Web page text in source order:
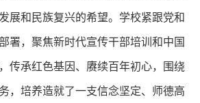
展和民族复兴的希望。学校紧跟党和
署，聚焦新时代宣传干部培训和中国
传承红色基因、赓续百年初心，围绕
，培养造就了一支信念坚定、师德高